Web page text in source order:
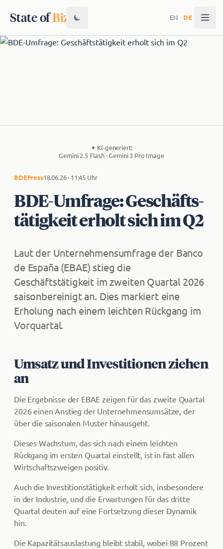
State ofBiz EN · DE
✦ KI-generiert:
Gemini 2.5 Flash · Gemini 3 Pro Image
BDEPress18.06.26 · 11:45 Uhr
BDE-Umfrage: Ge­schäfts­
tä­tig­keit erholt sich im Q2
Laut der Unternehmensumfrage der Banco
de España (EBAE) stieg die
Geschäftstätigkeit im zweiten Quartal 2026
saisonbereinigt an. Dies markiert eine
Erholung nach einem leichten Rückgang im
Vorquartal.
Umsatz und Investitionen ziehen
an
Die Ergebnisse der EBAE zeigen für das zweite Quartal
2026 einen Anstieg der Unternehmensumsätze, der
über die saisonalen Muster hinausgeht.
Dieses Wachstum, das sich nach einem leichten
Rückgang im ersten Quartal einstellt, ist in fast allen
Wirtschaftszweigen positiv.
Auch die Investitionstätigkeit erholt sich, insbesondere
in der Industrie, und die Erwartungen für das dritte
Quartal deuten auf eine Fortsetzung dieser Dynamik
hin.
Die Kapazitätsauslastung bleibt stabil, wobei 88 Prozent